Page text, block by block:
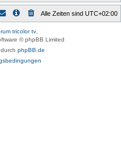
Alle Zeiten sind UTC+02:00
tricolor tv
© phpBB Limited
phpBB.de